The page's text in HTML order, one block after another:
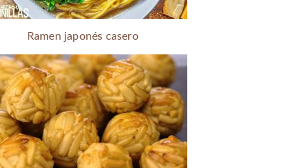
Ramen japonés casero